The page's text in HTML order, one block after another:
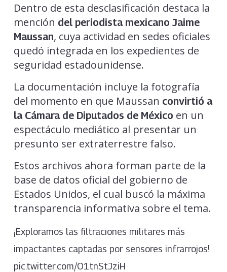
Dentro de esta desclasificación destaca la
mención del periodista mexicano Jaime
Maussan, cuya actividad en sedes oficiales
quedó integrada en los expedientes de
seguridad estadounidense.
La documentación incluye la fotografía
del momento en que Maussan convirtió a
la Cámara de Diputados de México en un
espectáculo mediático al presentar un
presunto ser extraterrestre falso.
Estos archivos ahora forman parte de la
base de datos oficial del gobierno de
Estados Unidos, el cual buscó la máxima
transparencia informativa sobre el tema.
¡Exploramos las filtraciones militares más
impactantes captadas por sensores infrarrojos!
pic.twitter.com/O1tnStJziH